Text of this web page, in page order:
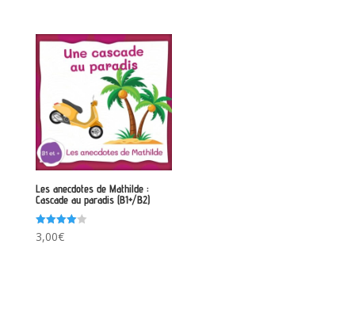
Les anecdotes de Mathilde :
Cascade au paradis (B1+/B2)
Note
4.00
3,00€